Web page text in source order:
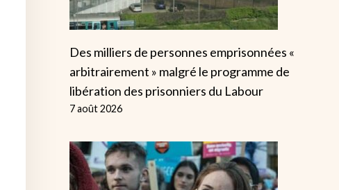
Des milliers de personnes emprisonnées «
arbitrairement » malgré le programme de
libération des prisonniers du Labour
7 août 2026